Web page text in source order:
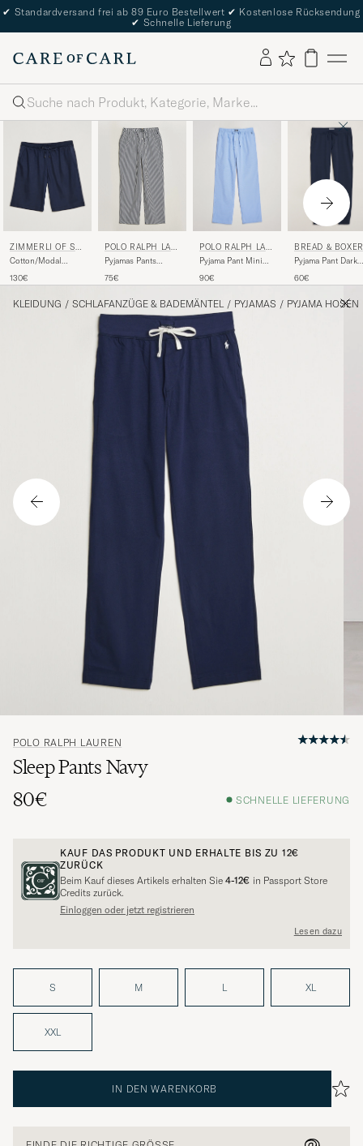
✔ Standardversand frei ab 89 Euro Bestellwert ✔ Kostenlose Rücksendung
✔ Schnelle Lieferung
Suche
ZIMMERLI OF SW
ITZERLAND
Cotton/Modal
Midnight
130€
POLO RALPH LAU
REN
Pyjamas Pants
75€
POLO RALPH LAU
REN
Pyjama Pant Mini
90€
BREAD &
Pyjama Pant Dark
60€
KLEIDUNG / SCHLAFANZÜGE & BADEMÄNTEL / PYJAMAS / PYJAMA HOSEN
POLO RALPH LAUREN
Sleep Pants Navy
80€
SCHNELLE LIEFERUNG
KAUF DAS PRODUKT UND ERHALTE BIS ZU 12€
ZURÜCK
Beim Kauf dieses Artikels erhalten Sie 4-12€ in Passport Store
Credits zurück.
Einloggen oder jetzt registrieren
Lesen dazu
S M L XL
XXL
IN DEN WARENKORB